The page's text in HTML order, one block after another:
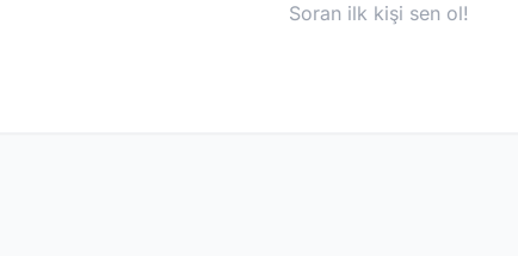
Soran ilk kişi sen ol!